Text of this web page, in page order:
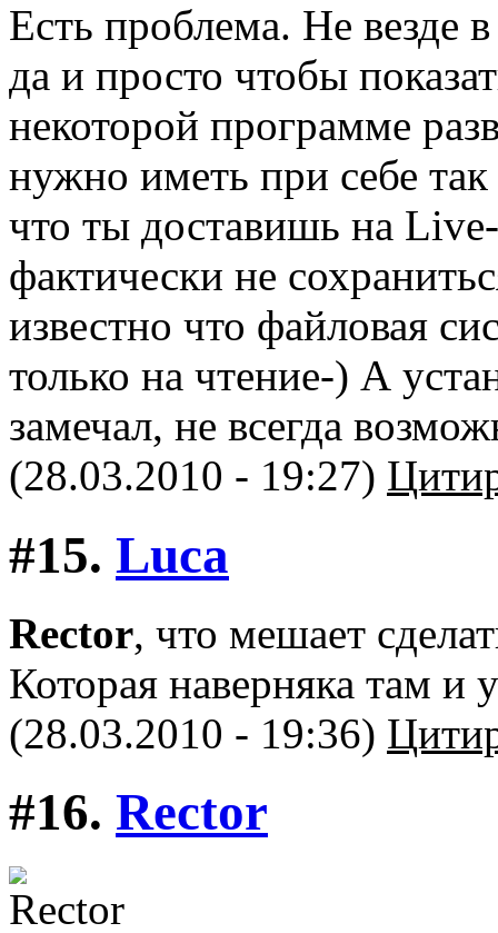
Есть проблема. Не везде
да и просто чтобы
некоторой программе
нужно иметь при себе
что ты доставишь на
фактически не
известно что файловая
только на чтение-) А
замечал, не всегда
(28.03.2010 - 19:27)
#15. Luca
Rector, что мешает
Которая наверняка там и
(28.03.2010 - 19:36)
#16. Rector